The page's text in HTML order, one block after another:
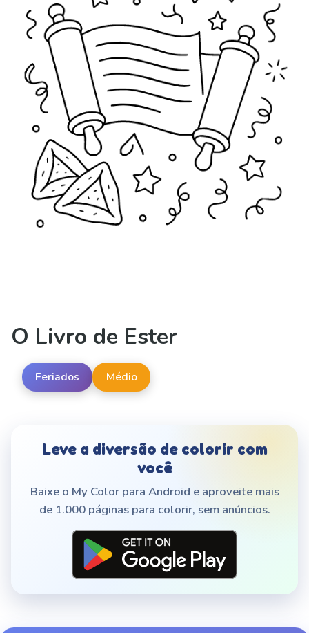
O Livro de Ester
Feriados Médio
Leve a diversão de colorir com
você
Baixe o My Color para Android e aproveite mais
de 1.000 páginas para colorir, sem anúncios.